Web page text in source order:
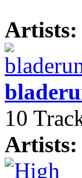
Artists:
10
Artists: